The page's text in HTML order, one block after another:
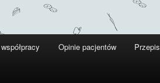
Opinie pacjentów